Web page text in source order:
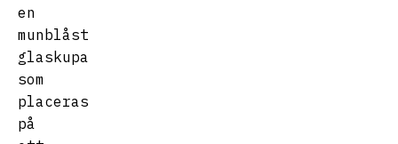
en
munblåst
glaskupa
som
placeras
på